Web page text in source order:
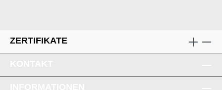
ZERTIFIKATE